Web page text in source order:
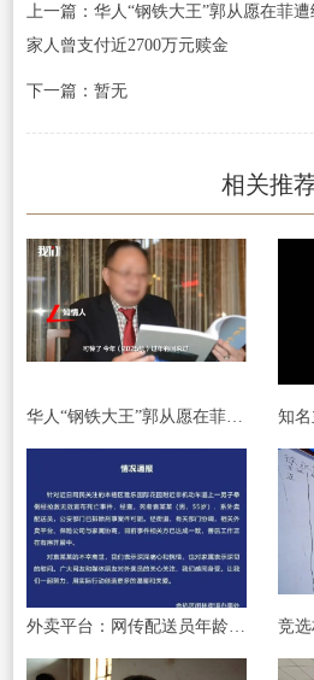
上一篇：华人“钢铁大王”郭从愿在菲
家人曾支付近2700万元赎金
下一篇：暂无
相关推
华人“钢铁大王”郭从愿在菲遭绑架撕票，遗体被找到 ，家人曾支付近2700万元赎金
外卖平台：网传配送员年龄上限为45岁系虚假信息